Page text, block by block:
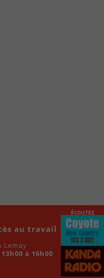
en un clic!
00:00
au travail
Lemay
à 16h00
ÉCOUTEZ